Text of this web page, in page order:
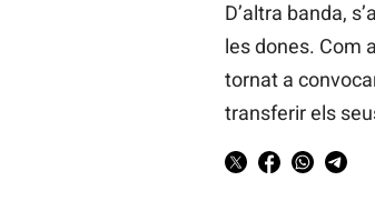
D’altra banda,
les dones. Com
tornat a
transferir els